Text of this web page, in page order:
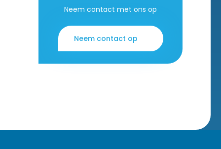
Neem contact met ons op
Neem contact op